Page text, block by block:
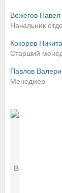
Вожегов
Начальник
Кокорев
Старший
Павлов
Менеджер